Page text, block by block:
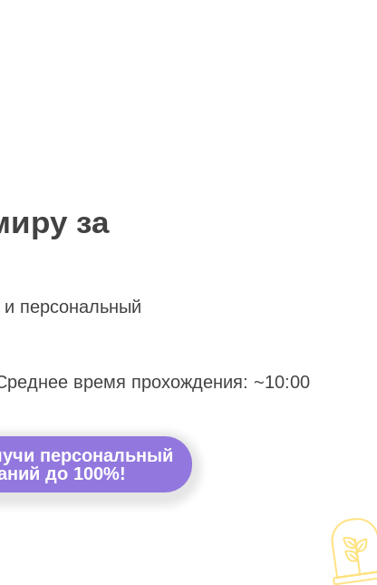
за
персональный
время прохождения: ~10:00
персональный
до 100%!